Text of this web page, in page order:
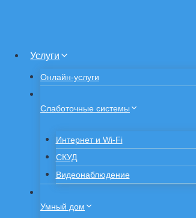
Услуги
Онлайн-услуги
Слаботочные системы
Интернет и Wi-Fi
СКУД
Видеонаблюдение
Умный дом